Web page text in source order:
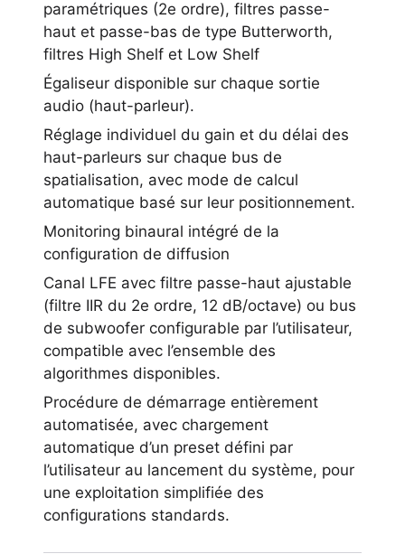
paramétriques (2e ordre), filtres passe-
haut et passe-bas de type Butterworth,
filtres High Shelf et Low Shelf
Égaliseur disponible sur chaque sortie
audio (haut-parleur).
Réglage individuel du gain et du délai des
haut-parleurs sur chaque bus de
spatialisation, avec mode de calcul
automatique basé sur leur positionnement.
Monitoring binaural intégré de la
configuration de diffusion
Canal LFE avec filtre passe-haut ajustable
(filtre IIR du 2e ordre, 12 dB/octave) ou bus
de subwoofer configurable par l’utilisateur,
compatible avec l’ensemble des
algorithmes disponibles.
Procédure de démarrage entièrement
automatisée, avec chargement
automatique d’un preset défini par
l’utilisateur au lancement du système, pour
une exploitation simplifiée des
configurations standards.